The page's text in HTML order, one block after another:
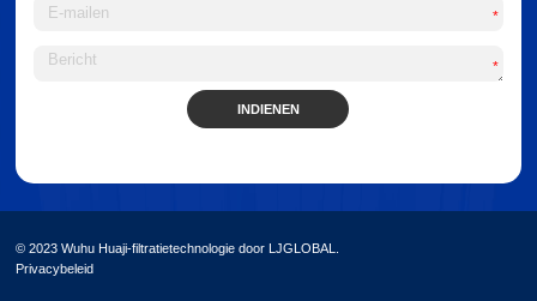
*
*
INDIENEN
© 2023 Wuhu Huaji-filtratietechnologie door LJGLOBAL.
Privacybeleid